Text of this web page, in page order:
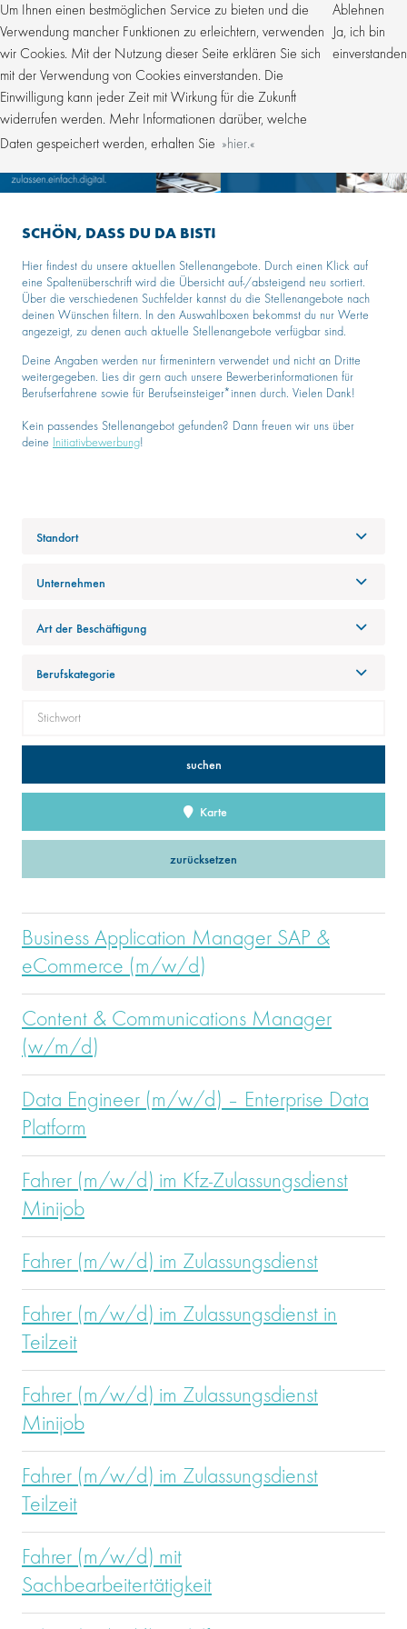
Um Ihnen einen bestmöglichen Service zu bieten und die
Verwendung mancher Funktionen zu erleichtern, verwenden
wir Cookies. Mit der Nutzung dieser Seite erklären Sie sich
mit der Verwendung von Cookies einverstanden. Die
Einwilligung kann jeder Zeit mit Wirkung für die Zukunft
widerrufen werden. Mehr Informationen darüber, welche
Daten gespeichert werden, erhalten Sie
hier.
Ablehnen
Ja, ich bin
einverstanden
SCHÖN, DASS DU DA BIST!
Hier findest du unsere aktuellen Stellenangebote. Durch einen Klick auf
eine Spaltenüberschrift wird die Übersicht auf-/absteigend neu sortiert.
Über die verschiedenen Suchfelder kannst du die Stellenangebote nach
deinen Wünschen filtern. In den Auswahlboxen bekommst du nur Werte
angezeigt, zu denen auch aktuelle Stellenangebote verfügbar sind.
Deine Angaben werden nur firmenintern verwendet und nicht an Dritte
weitergegeben. Lies dir gern auch unsere Bewerberinformationen für
Berufserfahrene sowie für Berufseinsteiger*innen durch. Vielen Dank!
Kein passendes Stellenangebot gefunden? Dann freuen wir uns über
deine
Initiativbewerbung!
Standort
Unternehmen
Art der Beschäftigung
Berufskategorie
zurücksetzen
Karte
suchen
Business Application Manager SAP &
eCommerce (m/w/d)
Content & Communications Manager
(w/m/d)
Data Engineer (m/w/d) – Enterprise Data
Platform
Fahrer (m/w/d) im Kfz-Zulassungsdienst
Minijob
Fahrer (m/w/d) im Zulassungsdienst
Fahrer (m/w/d) im Zulassungsdienst in
Teilzeit
Fahrer (m/w/d) im Zulassungsdienst
Minijob
Fahrer (m/w/d) im Zulassungsdienst
Teilzeit
Fahrer (m/w/d) mit
Sachbearbeitertätigkeit